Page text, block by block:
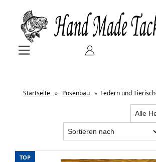
Startseite » Posenbau » Federn und
TOP